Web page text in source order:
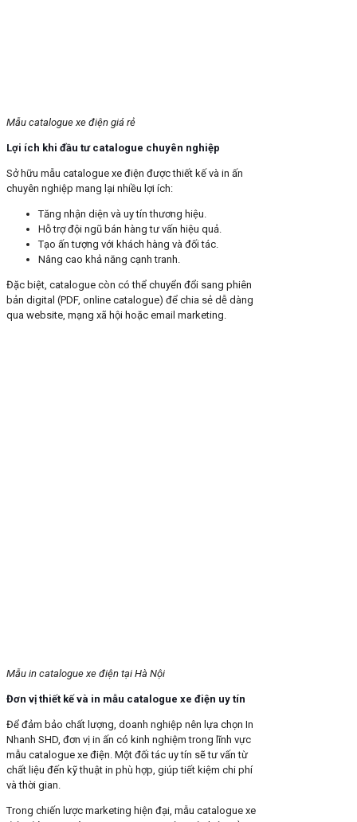
Mẫu catalogue xe điện giá rẻ
Lợi ích khi đầu tư catalogue chuyên nghiệp
Sở hữu mẫu catalogue xe điện được thiết kế và in ấn
chuyên nghiệp mang lại nhiều lợi ích:
Tăng nhận diện và uy tín thương hiệu.
Hỗ trợ đội ngũ bán hàng tư vấn hiệu quả.
Tạo ấn tượng với khách hàng và đối tác.
Nâng cao khả năng cạnh tranh.
Đặc biệt, catalogue còn có thể chuyển đổi sang phiên
bản digital (PDF, online catalogue) để chia sẻ dễ dàng
qua website, mạng xã hội hoặc email marketing.
Mẫu in catalogue xe điện tại Hà Nội
Đơn vị thiết kế và in mẫu catalogue xe điện uy tín
Để đảm bảo chất lượng, doanh nghiệp nên lựa chọn In
Nhanh SHD, đơn vị in ấn có kinh nghiệm trong lĩnh vực
mẫu catalogue xe điện. Một đối tác uy tín sẽ tư vấn từ
chất liệu đến kỹ thuật in phù hợp, giúp tiết kiệm chi phí
và thời gian.
Trong chiến lược marketing hiện đại, mẫu catalogue xe